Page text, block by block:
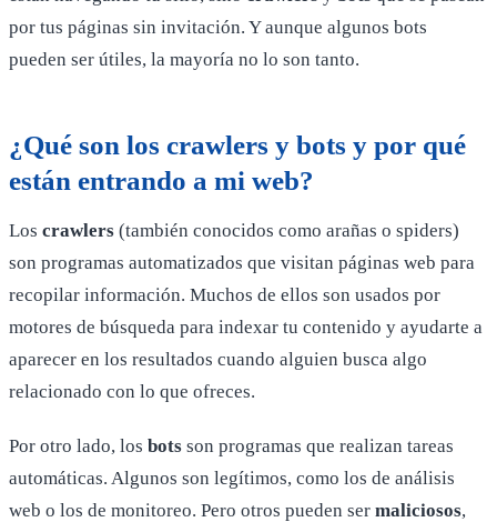
por tus páginas sin invitación. Y aunque algunos bots
pueden ser útiles, la mayoría no lo son tanto.
¿Qué son los crawlers y bots y por qué
están entrando a mi web?
Los crawlers (también conocidos como arañas o spiders)
son programas automatizados que visitan páginas web para
recopilar información. Muchos de ellos son usados por
motores de búsqueda para indexar tu contenido y ayudarte a
aparecer en los resultados cuando alguien busca algo
relacionado con lo que ofreces.
Por otro lado, los bots son programas que realizan tareas
automáticas. Algunos son legítimos, como los de análisis
web o los de monitoreo. Pero otros pueden ser maliciosos,